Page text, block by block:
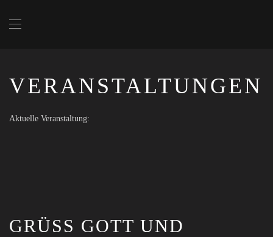
VERANSTALTUNGEN
Aktuelle Veranstaltung:
GRÜSS GOTT UND H